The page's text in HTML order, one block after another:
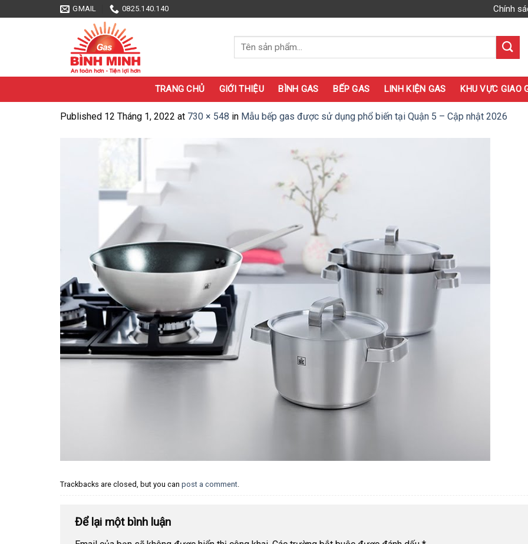
to
GMAIL 0825.140.140 Chính
Tìm
kiếm:
TRANG CHỦ GIỚI THIỆU BÌNH GAS BẾP GAS LINH KIỆN GAS KHU VỰC GIAO
Published 12 Tháng 1, 2022 at 730 × 548 in Mẫu bếp gas được sử dụng phổ biến tại Quận 5 – Cập nhật 2026
Trackbacks are closed, but you can post a comment.
Để lại một bình luận